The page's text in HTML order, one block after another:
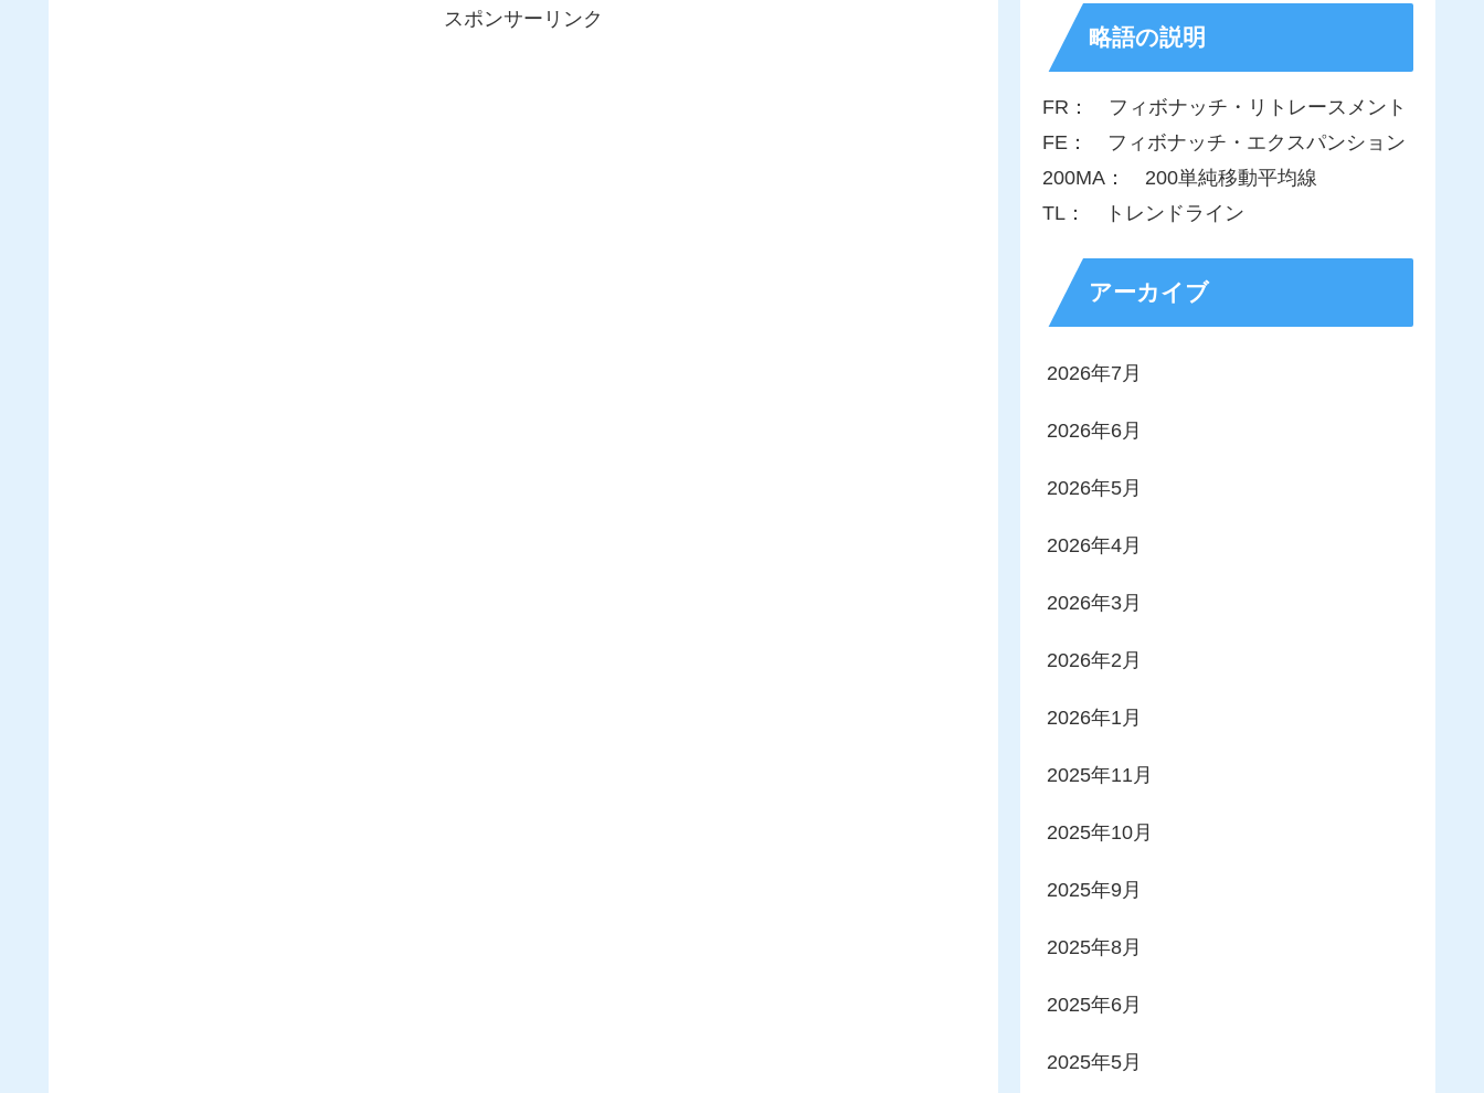
スポンサーリンク
略語の説明
FR： フィボナッチ・リトレースメント
FE： フィボナッチ・エクスパンション
200MA： 200単純移動平均線
TL： トレンドライン
アーカイブ
2026年7月
2026年6月
2026年5月
2026年4月
2026年3月
2026年2月
2026年1月
2025年11月
2025年10月
2025年9月
2025年8月
2025年6月
2025年5月